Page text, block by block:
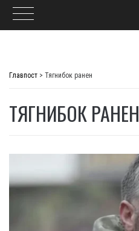
Главпост > Тягнибок ранен
ТЯГНИБОК РАНЕН